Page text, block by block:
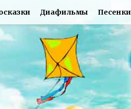
Диафильмы Песенки